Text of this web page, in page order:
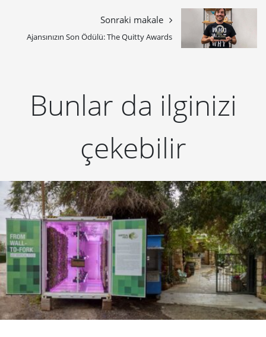
Sonraki makale
Ajansınızın Son Ödülü: The Quitty Awards
Bunlar da ilginizi
çekebilir